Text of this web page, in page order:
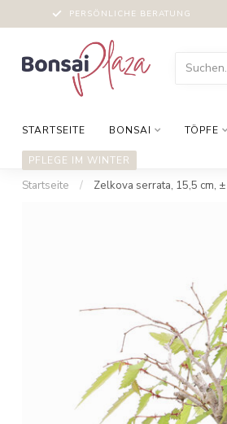
PERSÖNLICHE BERATUNG
STARTSEITE BONSAI TÖPFE
PFLEGE IM WINTER
Startseite / Zelkova serrata, 15,5 cm,